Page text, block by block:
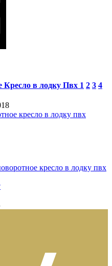
Кресло в лодку Пвх 1 2 3 4
кресло в лодку пвх
кресло в лодку пвх